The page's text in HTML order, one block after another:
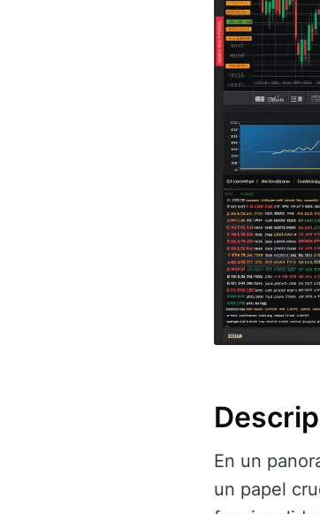
En un
un papel